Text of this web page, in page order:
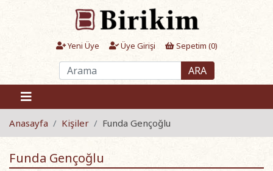
Yeni Üye Üye Girişi Sepetim (0)
ARA
Anasayfa Kişiler Funda Gençoğlu
Funda Gençoğlu